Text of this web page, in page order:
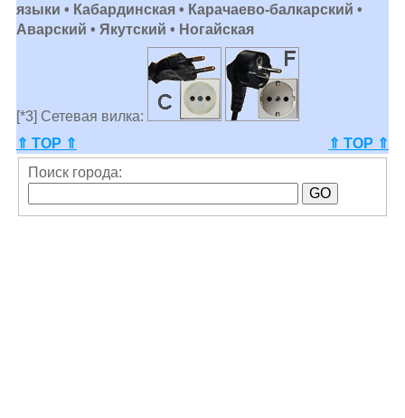
языки • Кабардинская • Карачаево-балкарский •
Аварский • Якутский • Ногайская
[*3] Сетевая вилка:
⇑ TOP ⇑
⇑ TOP ⇑
Поиск города: